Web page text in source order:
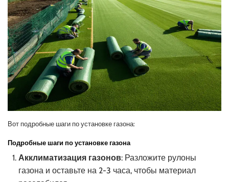
Вот подробные шаги по установке газона:
Подробные шаги по установке газона
Акклиматизация газонов: Разложите рулоны
газона и оставьте на 2-3 часа, чтобы материал